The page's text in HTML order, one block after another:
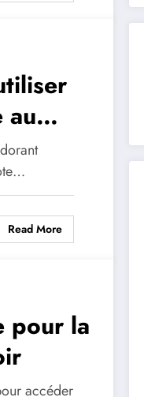
au
Read More
pour la
accéder